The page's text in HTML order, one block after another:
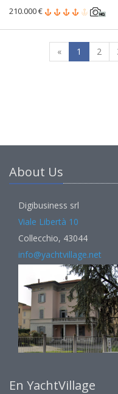
210.000 €
« 1 2
About Us
Digibusiness srl
Viale Libertà 10
Collecchio, 43044
info@yachtvillage.net
En YachtVillage